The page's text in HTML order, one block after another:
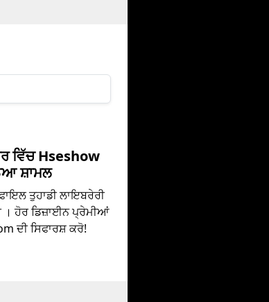
ਵਿੱਚ Hseshow
ਸ਼ਾਮਲ
ਤੁਹਾਡੀ ਲਾਇਬਰੇਰੀ
। ਹੋਰ ਡਿਜ਼ਾਈਨ ਪ੍ਰੇਮੀਆਂ
ਦੀ ਸਿਫਾਰਸ਼ ਕਰੋ!